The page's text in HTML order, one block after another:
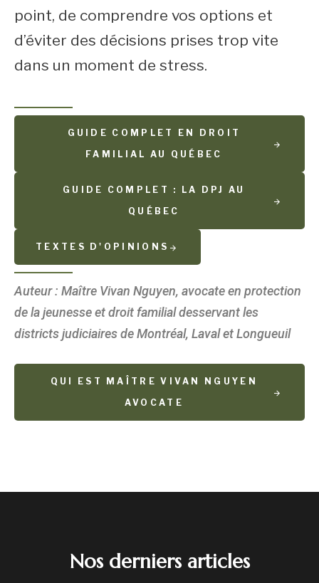
point, de comprendre vos options et
d’éviter des décisions prises trop vite
dans un moment de stress.
GUIDE COMPLET EN DROIT
FAMILIAL AU QUÉBEC
GUIDE COMPLET : LA DPJ AU
QUÉBEC
TEXTES D'OPINIONS
Auteur : Maître Vivan Nguyen, avocate en protection
de la jeunesse et droit familial desservant les
districts judiciaires de Montréal, Laval et Longueuil
QUI EST MAÎTRE VIVAN NGUYEN
AVOCATE
Nos derniers articles